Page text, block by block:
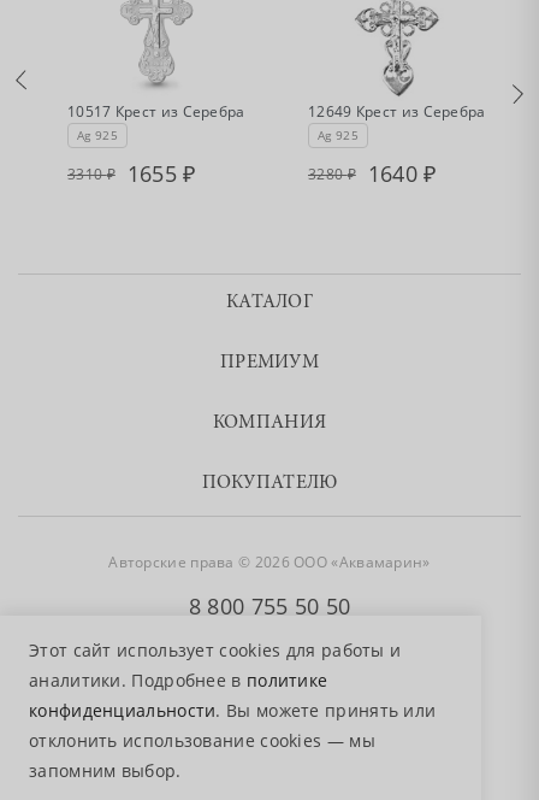
Этот сайт использует cookies для работы и
аналитики. Подробнее в политике
конфиденциальности. Вы можете принять или
отклонить использование cookies — мы
запомним выбор.
Есть в наличии
10517 Крест из Серебра
Ag 925
3310 1655
Есть в наличии
12649 Крест из Серебра
Ag 925
3280 1640
КАТАЛОГ
ПРЕМИУМ
КОМПАНИЯ
ПОКУПАТЕЛЮ
Авторские права © 2026 ООО «Аквамарин»
8 800 755 50 50